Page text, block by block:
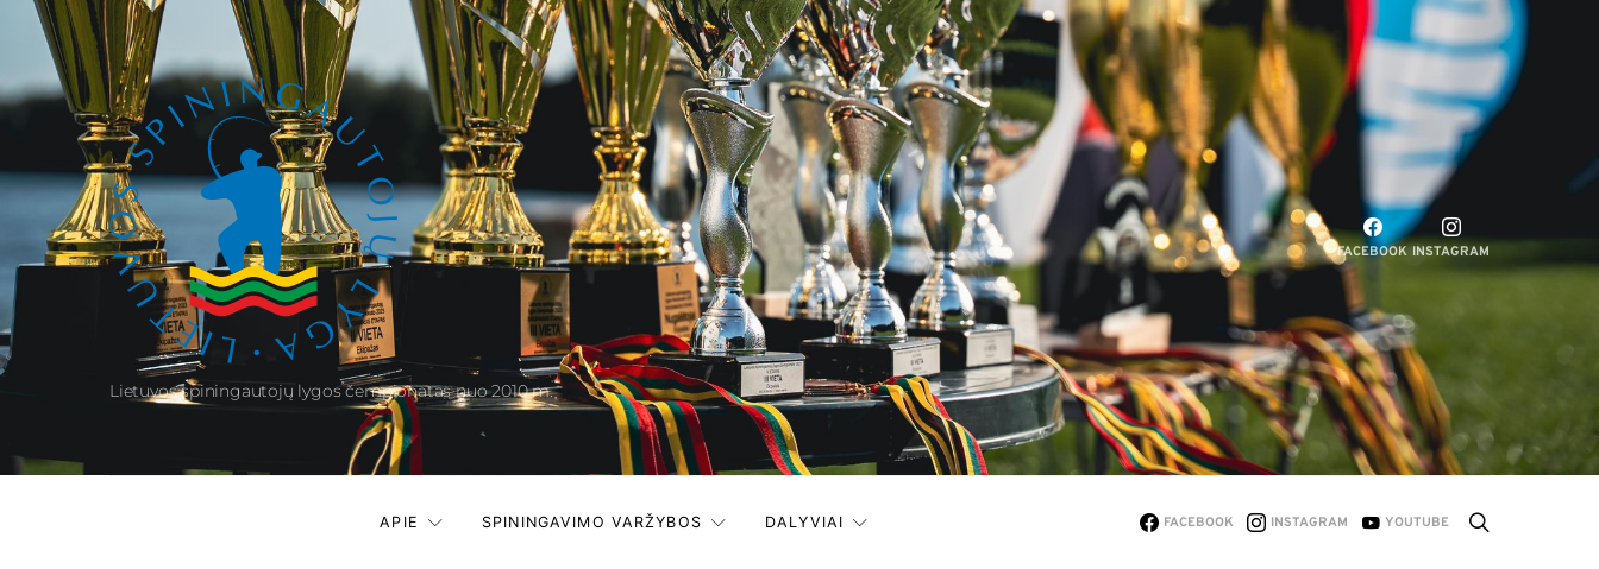
Lietuvos spiningautojų lygos čempionatas nuo 2010 m.
FACEBOOK INSTAGRAM
APIE SPININGAVIMO VARŽYBOS DALYVIAI FACEBOOK INSTAGRAM YOUTUBE